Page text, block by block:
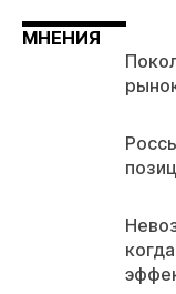
МНЕНИЯ